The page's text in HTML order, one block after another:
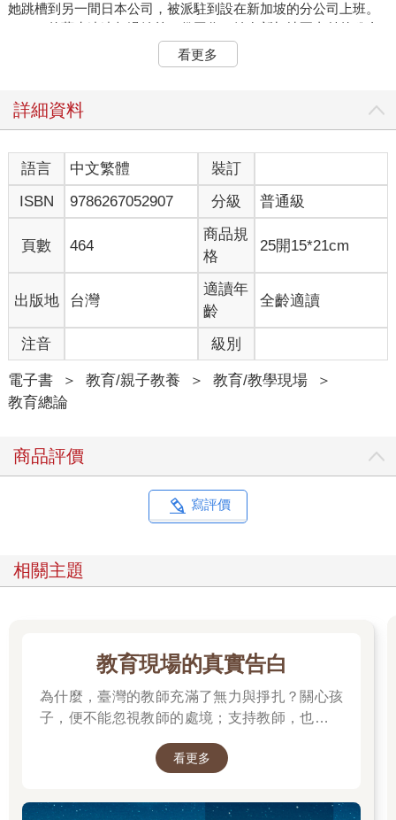
她跳槽到另一間日本公司，被派駐到設在新加坡的分公司上班。
Ashley的薪水遠遠超過她前一份工作，她在新加坡要支付的稅金
也比較低，而且公司給她的福利待遇比日本總公司的同事還要優
渥。當我問她未來有何打算，Ashley把齊肩的長髮撥到一旁，雙
遷，或是跳槽到另一家公司爭取更優渥的薪水。「要不然」，她
Ashley完成劍橋大學學業的同一年，在地球的另一端，劉向祖從
南京大學的一流系所畢業。大四期間，劉向祖思考畢業後的出
路。他收到幾家公司的邀約（歸功於自己就讀的科系和產業之間
的緊密聯繫），並錄取了中國兩家頂尖大學的博士班。經過一番
考慮，劉向祖決定繼續攻讀博士學位，希望將來能夠創業。為了
累積人脈，他決定到北京讀博士，而且馬上就成為指導教授委託
研究案的重要一員。劉向祖創建自己的領英（LinkedIn）帳號後，
旋即獲得一份顧問工作，開始為一家在中國投資數十億美元的美
商工作。向祖身材高大、黝黑、結實。他與大多數年輕人不同，
全身散發自信，談吐成熟穩重，有大將之風。雖然二十四歲的他
還是個博士生，但他的收入已經躋身中國城市收入的前百分之
十，也經常出席涉及商業機密的商務會議，或是與重要人士私下
談話。向祖還開著一輛嶄新的黑色奧迪轎車上下學。由於渴望進
Ashley和向祖都是新一代的全球菁英。正如許多和他們一樣的菁
英同儕，他們都畢業於世界各地的頂尖大學，躋身國際大企業，
亟欲建立自己的金融帝國。這群年輕人含著金湯匙出生，接受世
界一流的教育、生活舒適無虞，往後也很可能過著富裕的生活。
Asians, 2018）和《公主我最大》（Ultra Rich Asian Girls, 2014-
英深受矚目，反映全球財富正流向中國。中國已成為美國國債最
大的持有者，也是億萬富翁人數第二多的國家。全球四十歲以下
白手起家最富有的億萬富豪，前十名之中有四位是中國人，只有
三位是美國人。中國買家正在收購美國和歐洲的企業，包括奇異
電器（GE Appliance）和富豪汽車（Volvo）。這些買家滿手現
金，就算在全球經濟不景氣的時代，人們也認為就是他們炒作房
地產，才造成房市價格上揚。探討中國崛起的相關書籍越來越
成為全球暢銷書。此外，我們也經常看到「改變全球產業的中國
看更多
詳細資料
語言 中文繁體
裝訂
ISBN
9786267052907 分級 普通級
頁數 464
商品規
格
25開15*21cm
出版地 台灣
適讀年
齡
全齡適讀
注音 級別
電子書 ＞ 教育/親子教養 ＞ 教育/教學現場
＞
教育總論
商品評價
寫評價
相關主題
教育現場的真實告白
為什麼，臺灣的教師充滿了無力與掙扎？關心孩
子，便不能忽視教師的處境；支持教師，也就是
看更多